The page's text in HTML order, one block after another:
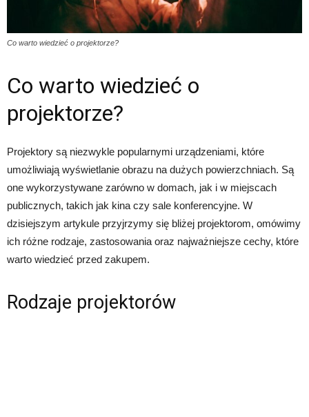
Co warto wiedzieć o projektorze?
Co warto wiedzieć o
projektorze?
Projektory są niezwykle popularnymi urządzeniami, które
umożliwiają wyświetlanie obrazu na dużych powierzchniach. Są
one wykorzystywane zarówno w domach, jak i w miejscach
publicznych, takich jak kina czy sale konferencyjne. W
dzisiejszym artykule przyjrzymy się bliżej projektorom, omówimy
ich różne rodzaje, zastosowania oraz najważniejsze cechy, które
warto wiedzieć przed zakupem.
Rodzaje projektorów